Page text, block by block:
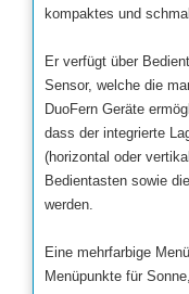
kompaktes und
Er verfügt über
Sensor, welche die
DuoFern Geräte
dass der integrierte
(horizontal oder
Bedientasten sowie
werden.
Eine mehrfarbige
Menüpunkte für